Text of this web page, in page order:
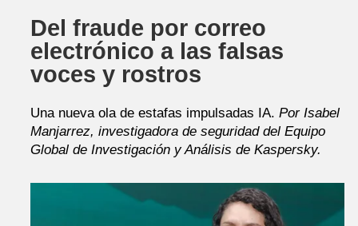
Del fraude por correo
electrónico a las falsas
voces y rostros
Una nueva ola de estafas impulsadas IA. Por Isabel
Manjarrez, investigadora de seguridad del Equipo
Global de Investigación y Análisis de Kaspersky.